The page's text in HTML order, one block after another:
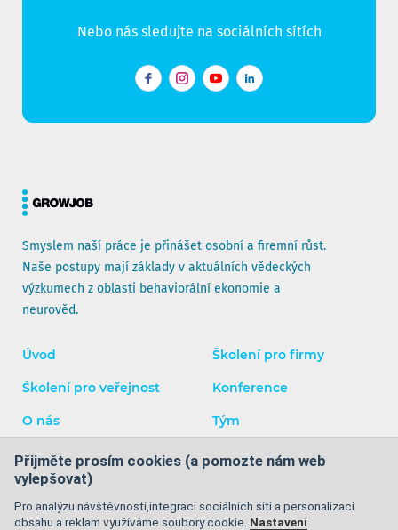
Nebo nás sledujte na sociálních sítích
FacebookInstagramYouTubeLinkedIn
Smyslem naší práce je přinášet osobní a firemní růst.
Naše postupy mají základy v aktuálních vědeckých
výzkumech z oblasti behaviorální ekonomie a
neurověd.
FacebookInstagramYouTube
Úvod Školení pro firmy
Školení pro veřejnost Konference
O nás Tým
Blog Kontakty
Přijměte prosím cookies (a pomozte nám web
vylepšovat)
Pro analýzu návštěvnosti,integraci sociálních sítí a personalizaci
obsahu a reklam využíváme soubory cookie. Nastavení